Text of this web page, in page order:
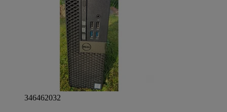
346462032